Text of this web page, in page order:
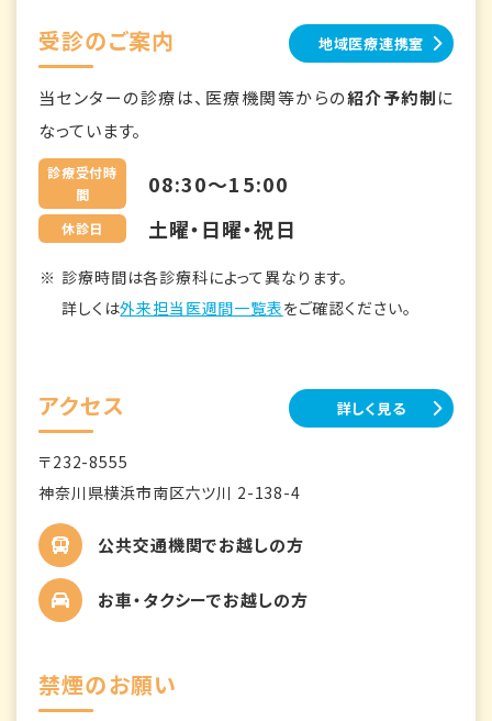
受診のご案内 地域医療連携室
当センターの診療は、医療機関等からの紹介予約制に
なっています。
診療受付時
間
08:30～15:00
休診日 土曜・日曜・祝日
診療時間は各診療科によって異なります。
詳しくは外来担当医週間一覧表をご確認ください。
アクセス 詳しく見る
〒232-8555
神奈川県横浜市南区六ツ川 2-138-4
公共交通機関でお越しの方
お車・タクシーでお越しの方
禁煙のお願い